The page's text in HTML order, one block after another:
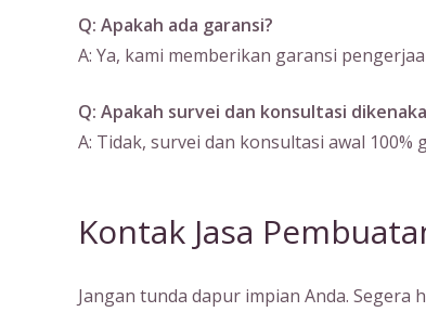
Q: Apakah ada garansi?
A: Ya, kami memberikan garansi
Q: Apakah survei dan konsultasi
A: Tidak, survei dan konsultasi awal 100%
Kontak Jasa
Jangan tunda dapur impian Anda.